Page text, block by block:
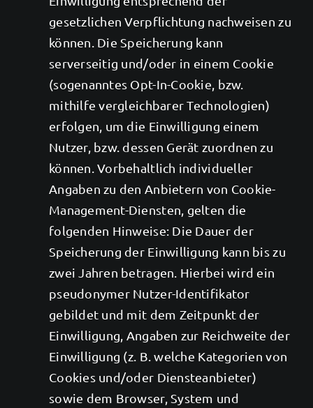
gesetzlichen Verpflichtung nachweisen zu
können. Die Speicherung kann
serverseitig und/oder in einem Cookie
(sogenanntes Opt-In-Cookie, bzw.
mithilfe vergleichbarer Technologien)
erfolgen, um die Einwilligung einem
Nutzer, bzw. dessen Gerät zuordnen zu
können. Vorbehaltlich individueller
Angaben zu den Anbietern von Cookie-
Management-Diensten, gelten die
folgenden Hinweise: Die Dauer der
Speicherung der Einwilligung kann bis zu
zwei Jahren betragen. Hierbei wird ein
pseudonymer Nutzer-Identifikator
gebildet und mit dem Zeitpunkt der
Einwilligung, Angaben zur Reichweite der
Einwilligung (z. B. welche Kategorien von
Cookies und/oder Diensteanbieter)
sowie dem Browser, System und